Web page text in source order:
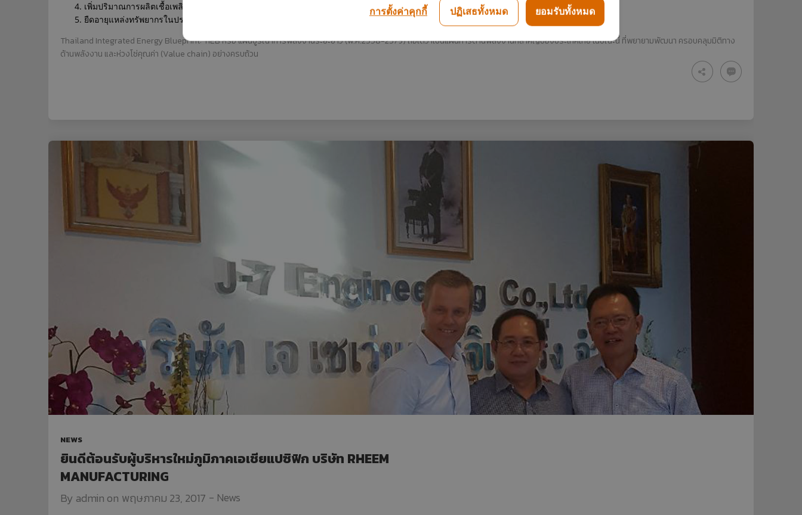
เพิ่มปริมาณการผลิตเชื้อเพลิงชีวภาพ (Bio Fuels) เพื่อลดการนำเข้าน้ำมัน อีกทั้งยังเป็นการเพิ่มมูลค่าผลผลิตการเกษตรให้กับภาคเกษตรกรอีกด้วย
ยืดอายุแหล่งทรัพยากรในประเทศ โดยกำหนดนโยบายกระตุ้นการสำรวจและผลิตปิโตรเลียมในประเทศ
Thailand Integrated Energy Blueprint: TIEB หรือ แผนบูรณาการพลังงานระยะยาว (พ.ศ.2558-2579) ถือได้ว่าเป็นแผนการด้านพลังงานที่สำคัญของประเทศไทย ในขณะนี้ ที่พยายามพัฒนา ครอบคลุมมิติทาง
ด้านพลังงาน และห่วงโซ่คุณค่า (Value chain) อย่างครบถ้วน
NEWS
ยินดีต้อนรับผู้บริหารใหม่ภูมิภาคเอเชียแปซิฟิก บริษัท RHEEM
MANUFACTURING
By admin on พฤษภาคม 23, 2017 - News
ปฏิเสธทั้งหมด ยอมรับทั้งหมด
การตั้งค่าคุกกี้